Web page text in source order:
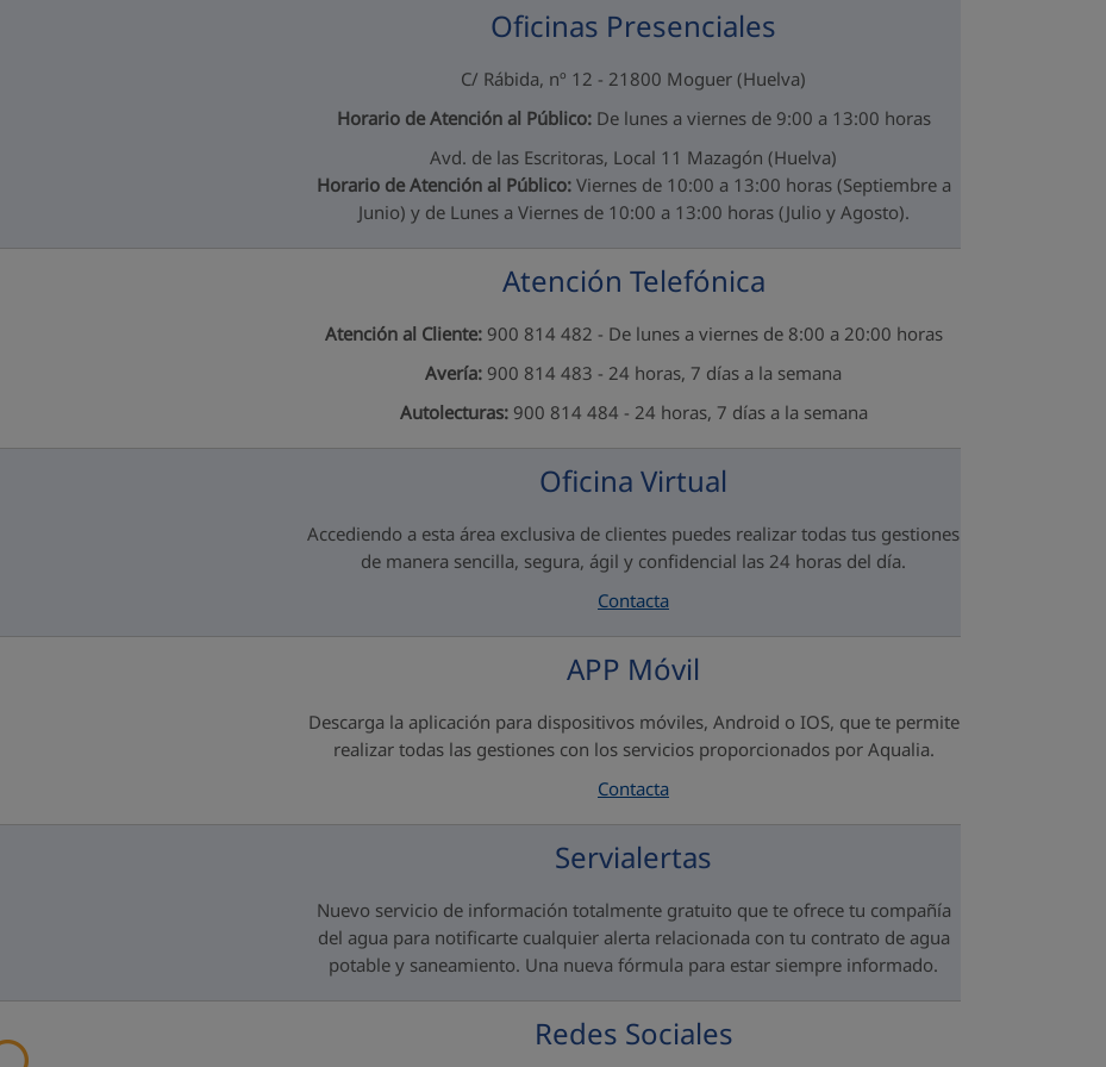
Oficinas Presenciales
C/ Rábida, nº 12 - 21800 Moguer (Huelva)
Horario de Atención al Público:De lunes a viernes de 9:00 a 13:00 horas
Avd. de las Escritoras, Local 11 Mazagón (Huelva)
Horario de Atención al Público:Viernes de 10:00 a 13:00 horas (Septiembre a
Junio) y de Lunes a Viernes de 10:00 a 13:00 horas (Julio y Agosto).
Atención Telefónica
Atención al Cliente:900 814 482 - De lunes a viernes de 8:00 a 20:00 horas
Avería: 900 814 483 - 24 horas, 7 días a la semana
Autolecturas:900 814 484 - 24 horas, 7 días a la semana
Oficina Virtual
Accediendo a esta área exclusiva de clientes puedes realizar todas tus gestiones
de manera sencilla, segura, ágil y confidencial las 24 horas del día.
Contacta
APP Móvil
Descarga la aplicación para dispositivos móviles, Android o IOS, que te permite
realizar todas las gestiones con los servicios proporcionados por Aqualia.
Contacta
Servialertas
Nuevo servicio de información totalmente gratuito que te ofrece tu compañía
del agua para notificarte cualquier alerta relacionada con tu contrato de agua
potable y saneamiento. Una nueva fórmula para estar siempre informado.
Redes Sociales